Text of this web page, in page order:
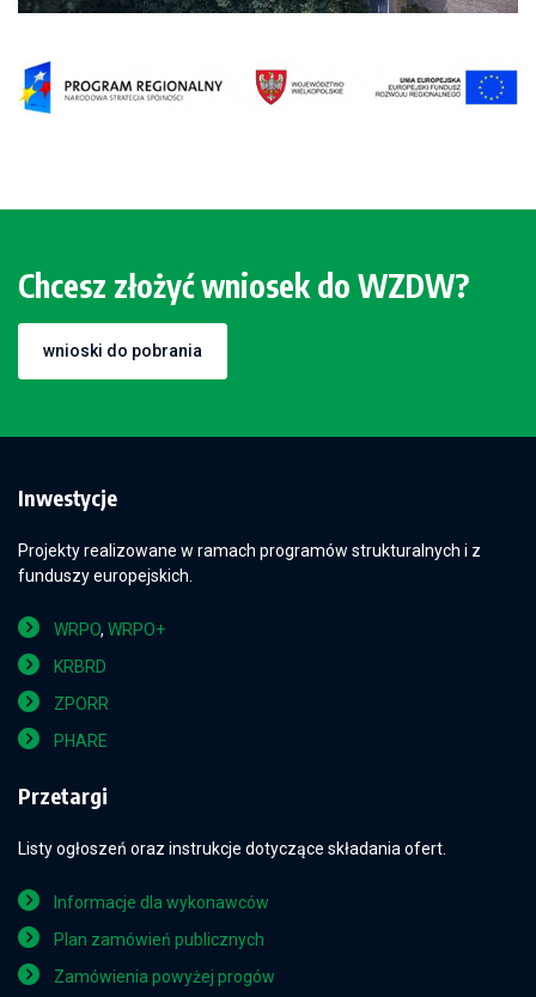
Chcesz złożyć wniosek do WZDW?
wnioski do pobrania
Inwestycje
Projekty realizowane w ramach programów strukturalnych i z
funduszy europejskich.
WRPO, WRPO+
KRBRD
ZPORR
PHARE
Przetargi
Listy ogłoszeń oraz instrukcje dotyczące składania ofert.
Informacje dla wykonawców
Plan zamówień publicznych
Zamówienia powyżej progów